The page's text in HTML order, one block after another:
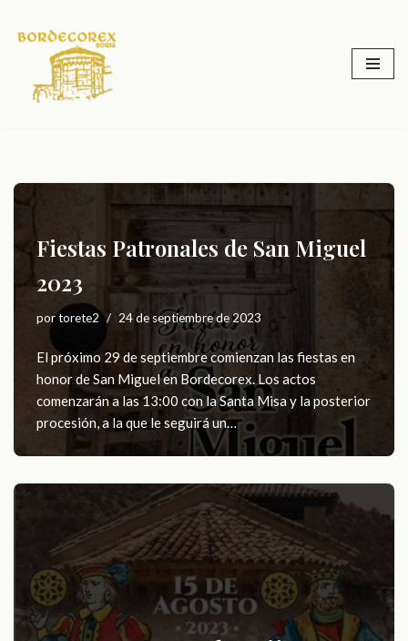
contenido
Fiestas Patronales de San Miguel
2023
portorete2 24 de septiembre de 2023
El próximo 29 de septiembre comienzan las fiestas en
honor de San Miguel en Bordecorex. Los actos
comenzarán a las 13:00 con la Santa Misa y la posterior
procesión, a la que le seguirá un…